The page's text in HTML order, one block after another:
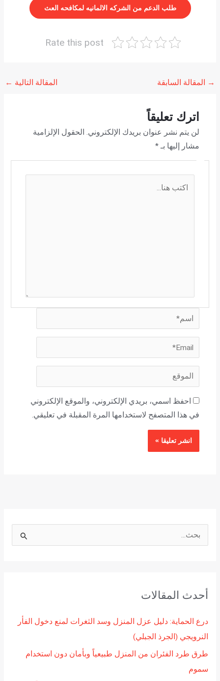
طلب الدعم من الشركه الالمانيه لمكافحه العث
Rate this post
→ المقالة السابقة المقالة التالية ←
اترك تعليقاً
لن يتم نشر عنوان بريدك الإلكتروني. الحقول الإلزامية
مشار إليها بـ*
اسم*
Email*
الموقع
احفظ اسمي، بريدي الإلكتروني، والموقع الإلكتروني
في هذا المتصفح لاستخدامها المرة المقبلة في تعليقي.
ثأحدث المقالات
درع الحماية: دليل عزل المنزل وسد الثغرات لمنع دخول الفأر
النرويجي (الجرذ الجبلي)
طرق طرد الفئران من المنزل طبيعياً وبأمان دون استخدام
سموم